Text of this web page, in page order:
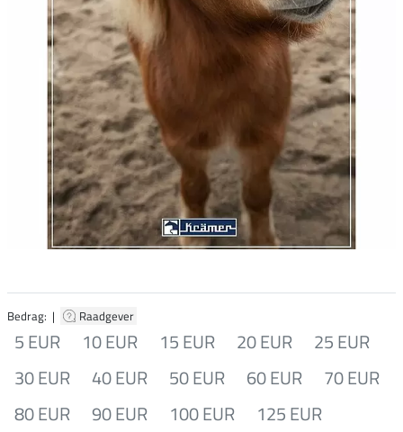
Bedrag: | Raadgever
5 EUR 10 EUR 15 EUR 20 EUR
25 EUR
30 EUR
40 EUR 50 EUR 60 EUR
70 EUR
80 EUR
90 EUR 100 EUR
125 EUR